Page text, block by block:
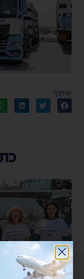
שיתוף